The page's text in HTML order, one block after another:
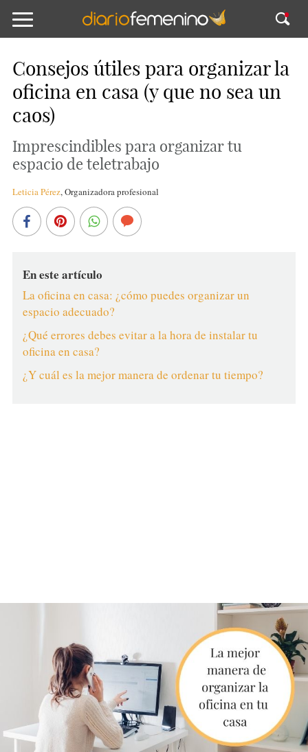
Consejos útiles para organizar la
oficina en casa (y que no sea un
caos)
Imprescindibles para organizar tu
espacio de teletrabajo
Leticia Pérez,Organizadora profesional
En este artículo
La oficina en casa: ¿cómo puedes organizar un
espacio adecuado?
¿Qué errores debes evitar a la hora de instalar tu
oficina en casa?
¿Y cuál es la mejor manera de ordenar tu tiempo?